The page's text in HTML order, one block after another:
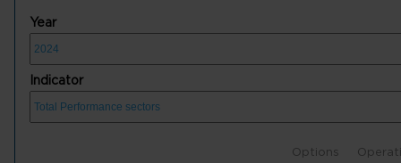
Year
Indicator
Options